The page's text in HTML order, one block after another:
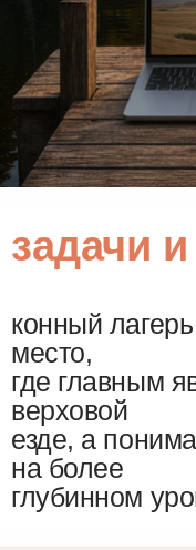
задачи
конный
место,
где главным
верховой
езде, а
на более
глубинном